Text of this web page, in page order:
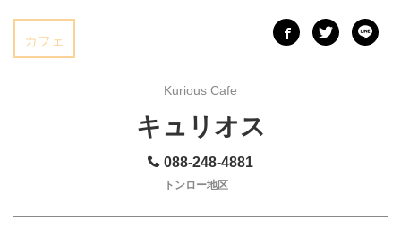
カフェ
Kurious Cafe
キュリオス
088-248-4881
トンロー地区